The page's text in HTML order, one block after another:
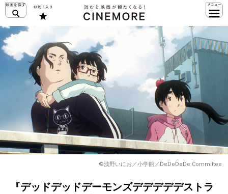
©浅野いにお／小学館／DeDeDeDe Committee
『デッドデッドデーモンズデデデデデストラ